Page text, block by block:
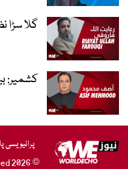
گلا سڑا
کشمیر:
پرائیویسی
© 2026 WE News. All Rights Reserved